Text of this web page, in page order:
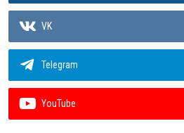
VK
Telegram
YouTube